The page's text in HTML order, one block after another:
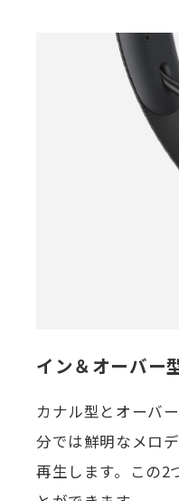
イン＆オーバー
カナル型とオーバ
分では鮮明なメロ
再生します。この2